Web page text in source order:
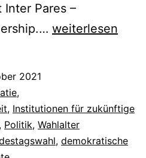
Inter Pares –
Parlamente,
weiterlesen
2021
,
, Institutionen für zukünftige
, Politik, Wahlalter
, demokratische